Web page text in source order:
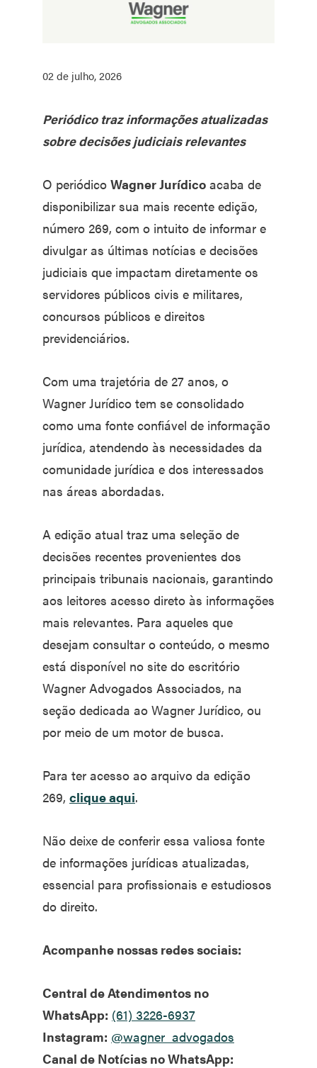
02 de julho, 2026
Periódico traz informações atualizadas
sobre decisões judiciais relevantes
O periódico Wagner Jurídico acaba de
disponibilizar sua mais recente edição,
número 269, com o intuito de informar e
divulgar as últimas notícias e decisões
judiciais que impactam diretamente os
servidores públicos civis e militares,
concursos públicos e direitos
previdenciários.
Com uma trajetória de 27 anos, o
Wagner Jurídico tem se consolidado
como uma fonte confiável de informação
jurídica, atendendo às necessidades da
comunidade jurídica e dos interessados
nas áreas abordadas.
A edição atual traz uma seleção de
decisões recentes provenientes dos
principais tribunais nacionais, garantindo
aos leitores acesso direto às informações
mais relevantes. Para aqueles que
desejam consultar o conteúdo, o mesmo
está disponível no site do escritório
Wagner Advogados Associados, na
seção dedicada ao Wagner Jurídico, ou
por meio de um motor de busca.
Para ter acesso ao arquivo da edição
269, clique aqui.
Não deixe de conferir essa valiosa fonte
de informações jurídicas atualizadas,
essencial para profissionais e estudiosos
do direito.
Acompanhe nossas redes sociais:
Central de Atendimentos no
WhatsApp: (61) 3226-6937
Instagram: @wagner_advogados
Canal de Notícias no WhatsApp: